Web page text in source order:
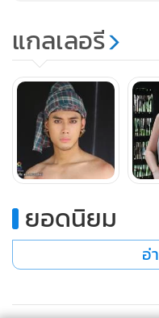
ด้วยความเวทนา
“ลูกนี้อกตัญญูยิ่งนัก”
เฟื่องฟ้าร้องไห้หนักมาก ก
ปลอบใจ มะขามมองท่าทีก
ท่าทีมะขามที่มีต่อกล้า
“นายหญิงน้อย อย่าโทษตัว
“อย่างไรข้าก็หลีกหนีตรา
“ท่านขุนคงมิอยากให้นาย
เฟื่องฟ้าพยักหน้ารับเอาคำ
“ความทุกข์มันเข้ามามินา
แกลเลอรี
ยอดนิยม
อ่